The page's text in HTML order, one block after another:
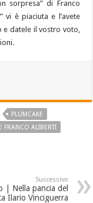
sorpresa” di Franco
vi è piaciuta e l’avete
e datele il vostro voto,
PLUMCAKE
FRANCO ALIBERTI
Successivo
| Nella pancia del
Ilario Vinciguerra